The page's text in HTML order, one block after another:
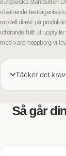
europeiska standarden
oberoende
modell direkt på
utförande fullt ut
med varje hoppborg vi
Täcker det
Så går